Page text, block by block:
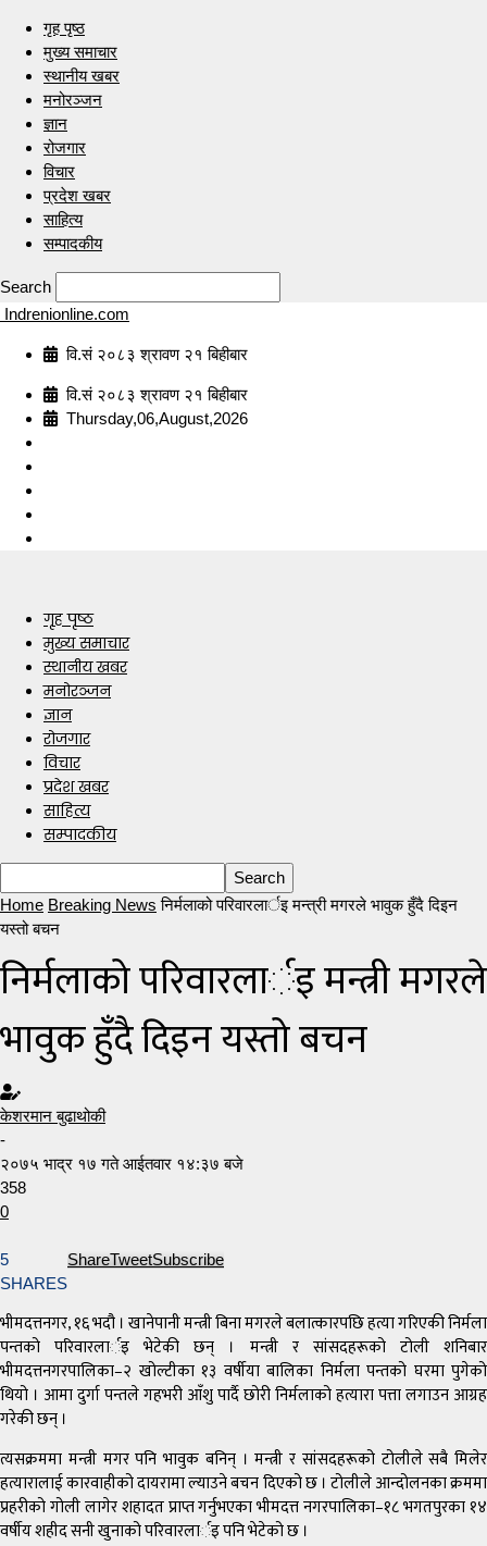
गृह पृष्ठ
मुख्य समाचार
स्थानीय खबर
मनोरञ्जन
ज्ञान
रोजगार
विचार
प्रदेश खबर
साहित्य
सम्पादकीय
Search
Indrenionline.com
वि.सं २०८३ श्रावण २१ बिहीबार
वि.सं २०८३ श्रावण २१ बिहीबार
Thursday,06,August,2026
गृह पृष्ठ
मुख्य समाचार
स्थानीय खबर
मनोरञ्जन
ज्ञान
रोजगार
विचार
प्रदेश खबर
साहित्य
सम्पादकीय
Home Breaking News निर्मलाको परिवारलार्इ मन्त्री मगरले भावुक हुँदै दिइन
यस्तो बचन
निर्मलाको परिवारलार्इ मन्त्री मगरले
भावुक हुँदै दिइन यस्तो बचन
केशरमान बुढाथोकी
-
२०७५ भाद्र १७ गते आईतवार १४:३७ बजे
358
0
5
SHARES
ShareTweetSubscribe
भीमदत्तनगर, १६ भदौ । खानेपानी मन्त्री बिना मगरले बलात्कारपछि हत्या गरिएकी निर्मला
पन्तको परिवारलार्इ भेटेकी छन् । मन्त्री र सांसदहरूको टोली शनिबार
भीमदत्तनगरपालिका–२ खोल्टीका १३ वर्षीया बालिका निर्मला पन्तको घरमा पुगेको
थियो । आमा दुर्गा पन्तले गहभरी आँशु पार्दै छोरी निर्मलाको हत्यारा पत्ता लगाउन आग्रह
गरेकी छन् ।
त्यसक्रममा मन्त्री मगर पनि भावुक बनिन् । मन्त्री र सांसदहरूको टोलीले सबै मिलेर
हत्यारालाई कारवाहीको दायरामा ल्याउने बचन दिएको छ । टोलीले आन्दोलनका क्रममा
प्रहरीको गोली लागेर शहादत प्राप्त गर्नुभएका भीमदत्त नगरपालिका–१८ भगतपुरका १४
वर्षीय शहीद सनी खुनाको परिवारलार्इ पनि भेटेको छ ।